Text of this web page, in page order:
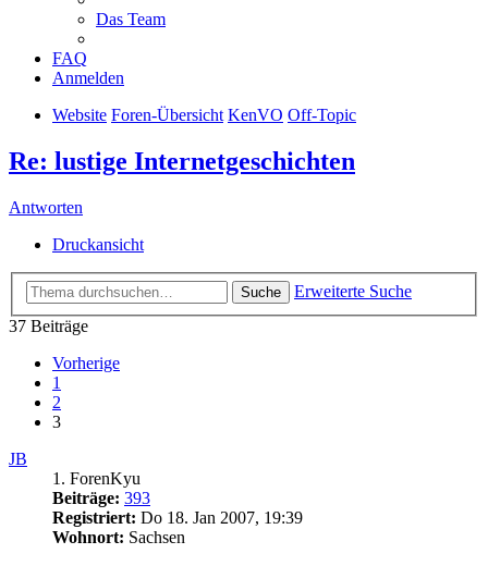
Das Team
FAQ
Anmelden
Website Foren-Übersicht KenVO Off-Topic
Re: lustige Internetgeschichten
Antworten
Druckansicht
Suche
Erweiterte Suche
37 Beiträge
Vorherige
1
2
3
JB
1. ForenKyu
Beiträge: 393
Registriert: Do 18. Jan 2007, 19:39
Wohnort: Sachsen